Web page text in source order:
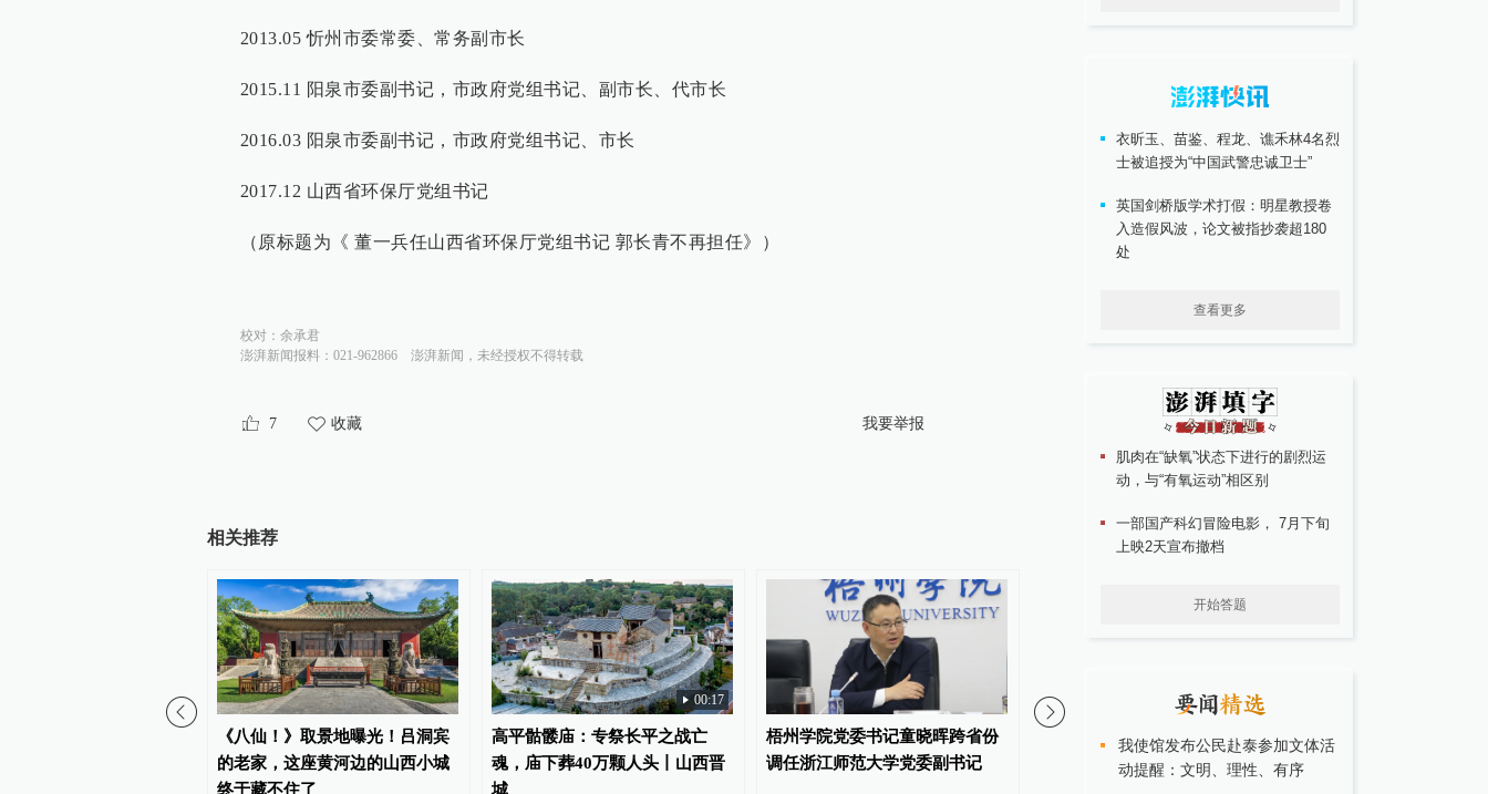
2013.05 忻州市委常委、常务副市长
2015.11 阳泉市委副书记，市政府党组书记、副市长、代市长
2016.03 阳泉市委副书记，市政府党组书记、市长
2017.12 山西省环保厅党组书记
（原标题为《 董一兵任山西省环保厅党组书记 郭长青不再担任》）
校对： 余承君
澎湃新闻报料：021-962866
澎湃新闻，未经授权不得转载
7 收藏 我要举报
相关推荐
《八仙！》取景地曝光！吕洞宾
的老家，这座黄河边的山西小城
终于藏不住了
00:17
高平骷髅庙：专祭长平之战亡
魂，庙下葬40万颗人头丨山西晋
城
梧州学院党委书记童晓晖跨省份
调任浙江师范大学党委副书记
东南大学教务处副处长李骏扬，
拟调任云南楚雄州公务员
崔朝阳已任紫荆文化集
衣昕玉、苗鉴、程龙、谯禾林4名烈
士被追授为“中国武警忠诚卫士”
英国剑桥版学术打假：明星教授卷
入造假风波，论文被指抄袭超180
处
查看更多
肌肉在“缺氧”状态下进行的剧烈运
动，与“有氧运动”相区别
一部国产科幻冒险电影， 7月下旬
上映2天宣布撤档
开始答题
我使馆发布公民赴泰参加文体活
动提醒：文明、理性、有序